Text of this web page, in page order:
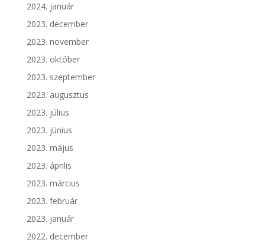
2024. január
2023. december
2023. november
2023. október
2023. szeptember
2023. augusztus
2023. július
2023. június
2023. május
2023. április
2023. március
2023. február
2023. január
2022. december